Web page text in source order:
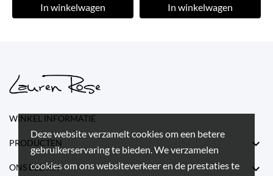
Deze website verzamelt cookies om een betere
gebruikerservaring te bieden. We verzamelen
cookies om ons websiteverkeer en de prestaties te
In winkelwagen In winkelwagen
WINKEL INFORMATIE
PRODUCTEN 
ONS BEDRIJF 